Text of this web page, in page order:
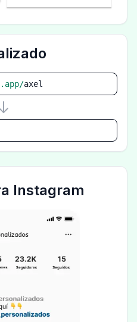
axel
Instagram